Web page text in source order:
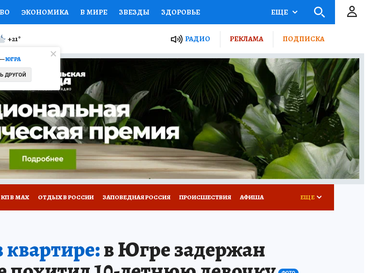
ЭКОНОМИКА В МИРЕ ЗВЕЗДЫ ЗДОРОВЬЕ
НАЦИОНАЛЬНЫЕ ПРОЕКТЫ РОССИИ
СЕМЬЯ ЖЕНСКИЕ СЕКРЕТЫ ПУТЕВОДИТЕЛЬ
СЕРИАЛЫ СПЕЦПРОЕКТЫ ДЕФИЦИТ ЖЕЛЕЗА ТУРИЗМ
КОНКУРСЫ РАБОТА У НАС ГИД ПОТРЕБИТЕЛЯ ВСЕ О КП
ЕЩЕ
ЮГРА
ДРУГОЙ
+21° РАДИО РЕКЛАМА ПОДПИСКА
КП В МАХ ОТДЫХ В РОССИИ ЗАПОВЕДНАЯ РОССИЯ ПРОИСШЕСТВИЯ АФИША ЕЩЕ
в Югре задержан